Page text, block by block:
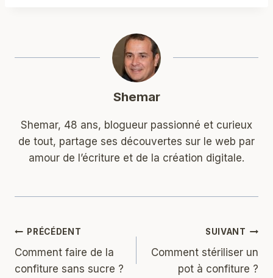
Shemar
Shemar, 48 ans, blogueur passionné et curieux
de tout, partage ses découvertes sur le web par
amour de l’écriture et de la création digitale.
Navigation
de
PRÉCÉDENT
Comment faire de la
confiture sans sucre ?
SUIVANT
Comment stériliser un
pot à confiture ?